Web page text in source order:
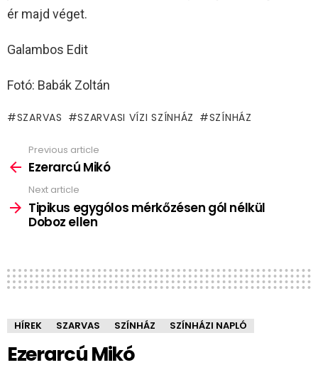
ér majd véget.
Galambos Edit
Fotó: Babák Zoltán
SZARVAS SZARVASI VÍZI SZÍNHÁZ SZÍNHÁZ
more
Previous article
Ezerarcú Mikó
Next article
Tipikus egygólos mérkőzésen gól nélkül
Doboz ellen
HÍREK SZARVAS SZÍNHÁZ SZÍNHÁZI NAPLÓ
Ezerarcú Mikó